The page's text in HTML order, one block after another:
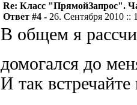
Re: Класс "ПрямойЗапрос".
Ответ #4 - 26. Сентября 2010 ::
В общем я
домогался до
И так